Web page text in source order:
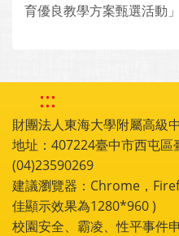
育優良教學方案甄選活動
:::
財團法人東海大學附屬高級
地址：407224臺中市西屯區
(04)23590269
建議瀏覽器：Chrome，
佳顯示效果為1280*960 )
校園安全、霸凌、性平事件